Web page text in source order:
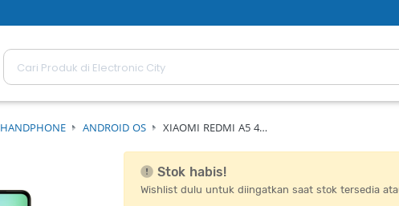
HANDPHONE ANDROID OS XIAOMI REDMI A5 4…
Stok habis!
Wishlist dulu untuk diingatkan saat stok tersedia